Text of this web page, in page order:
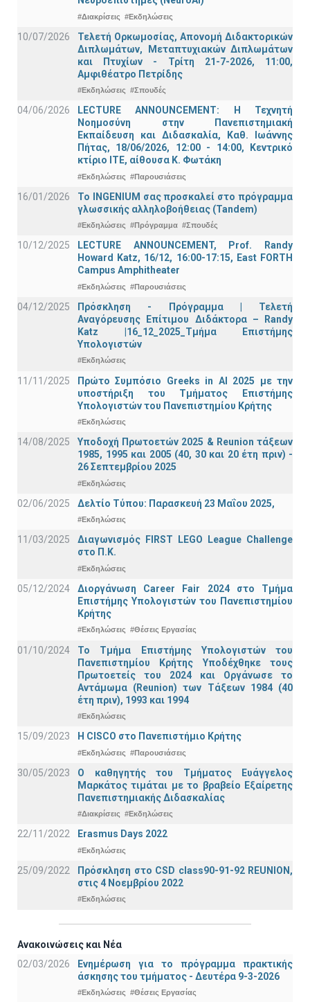
#Διακρίσεις #Εκδηλώσεις
10/07/2026
Τελετή Ορκωμοσίας, Απονομή Διδακτορικών
Διπλωμάτων, Μεταπτυχιακών Διπλωμάτων
και Πτυχίων - Τρίτη 21-7-2026, 11:00,
Αμφιθέατρο Πετρίδης
#Εκδηλώσεις #Σπουδές
04/06/2026
LECTURE ANNOUNCEMENT: Η Τεχνητή
Νοημοσύνη στην Πανεπιστημιακή
Εκπαίδευση και Διδασκαλία, Καθ. Ιωάννης
Πήτας, 18/06/2026, 12:00 - 14:00, Κεντρικό
κτίριο ΙΤΕ, αίθουσα Κ. Φωτάκη
#Εκδηλώσεις #Παρουσιάσεις
16/01/2026
Το INGENIUM σας προσκαλεί στο πρόγραμμα
γλωσσικής αλληλοβοήθειας (Tandem)
#Εκδηλώσεις #Πρόγραμμα #Σπουδές
10/12/2025
LECTURE ANNOUNCEMENT, Prof. Randy
Howard Katz, 16/12, 16:00-17:15, East FORTH
Campus Amphitheater
#Εκδηλώσεις #Παρουσιάσεις
04/12/2025
Πρόσκληση - Πρόγραμμα | Τελετή
Αναγόρευσης Επίτιμου Διδάκτορα – Randy
Katz |16_12_2025_Τμήμα Επιστήμης
Υπολογιστών
#Εκδηλώσεις
11/11/2025
Πρώτο Συμπόσιο Greeks in AI 2025 με την
υποστήριξη του Τμήματος Επιστήμης
Υπολογιστών του Πανεπιστημίου Κρήτης
#Εκδηλώσεις
14/08/2025
Υποδοχή Πρωτοετών 2025 & Reunion τάξεων
1985, 1995 και 2005 (40, 30 και 20 έτη πριν) -
26 Σεπτεμβρίου 2025
#Εκδηλώσεις
02/06/2025 Δελτίο Τύπου: Παρασκευή 23 Μαΐου 2025,
#Εκδηλώσεις
11/03/2025
Διαγωνισμός FIRST LEGO League Challenge
στο Π.Κ.
#Εκδηλώσεις
05/12/2024
Διοργάνωση Career Fair 2024 στο Τμήμα
Επιστήμης Υπολογιστών του Πανεπιστημίου
Κρήτης
#Εκδηλώσεις #Θέσεις Εργασίας
01/10/2024
Το Τμήμα Επιστήμης Υπολογιστών του
Πανεπιστημίου Κρήτης Υποδέχθηκε τους
Πρωτοετείς του 2024 και Οργάνωσε το
Αντάμωμα (Reunion) των Τάξεων 1984 (40
έτη πριν), 1993 και 1994
#Εκδηλώσεις
15/09/2023 Η CISCO στο Πανεπιστήμιο Κρήτης
#Εκδηλώσεις #Παρουσιάσεις
30/05/2023
Ο καθηγητής του Τμήματος Ευάγγελος
Μαρκάτος τιμάται με το βραβείο Εξαίρετης
Πανεπιστημιακής Διδασκαλίας
#Διακρίσεις #Εκδηλώσεις
22/11/2022 Erasmus Days 2022
#Εκδηλώσεις
25/09/2022
Πρόσκληση στο CSD class90-91-92 REUNION,
στις 4 Νοεμβρίου 2022
#Εκδηλώσεις
Ανακοινώσεις και Νέα
02/03/2026
Ενημέρωση για το πρόγραμμα πρακτικής
άσκησης του τμήματος - Δευτέρα 9-3-2026
#Εκδηλώσεις #Θέσεις Εργασίας